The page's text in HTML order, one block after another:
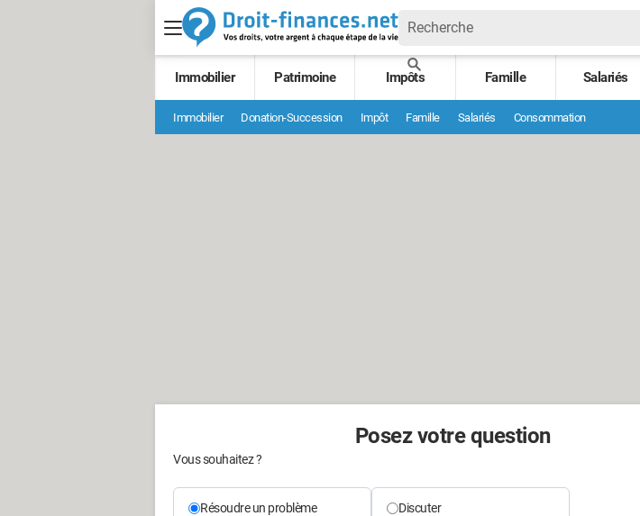
Immobilier Patrimoine Impôts Famille Salariés
Immobilier Donation-Succession Impôt Famille Salariés Consommation
Posez votre question
Vous souhaitez ?
Résoudre un problème Discuter